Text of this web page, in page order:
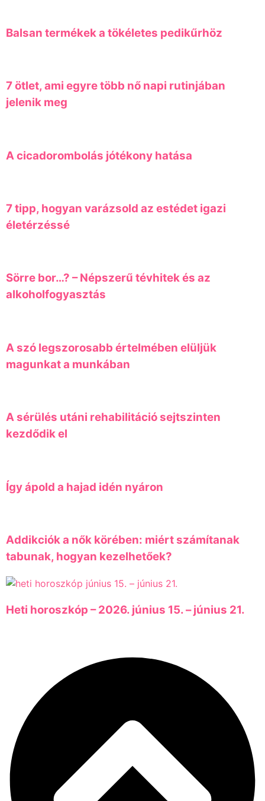
Balsan termékek a tökéletes pedikűrhöz
7 ötlet, ami egyre több nő napi rutinjában
jelenik meg
A cicadorombolás jótékony hatása
7 tipp, hogyan varázsold az estédet igazi
életérzéssé
Sörre bor…? – Népszerű tévhitek és az
alkoholfogyasztás
A szó legszorosabb értelmében elüljük
magunkat a munkában
A sérülés utáni rehabilitáció sejtszinten
kezdődik el
Így ápold a hajad idén nyáron
Addikciók a nők körében: miért számítanak
tabunak, hogyan kezelhetőek?
Heti horoszkóp – 2026. június 15. – június 21.